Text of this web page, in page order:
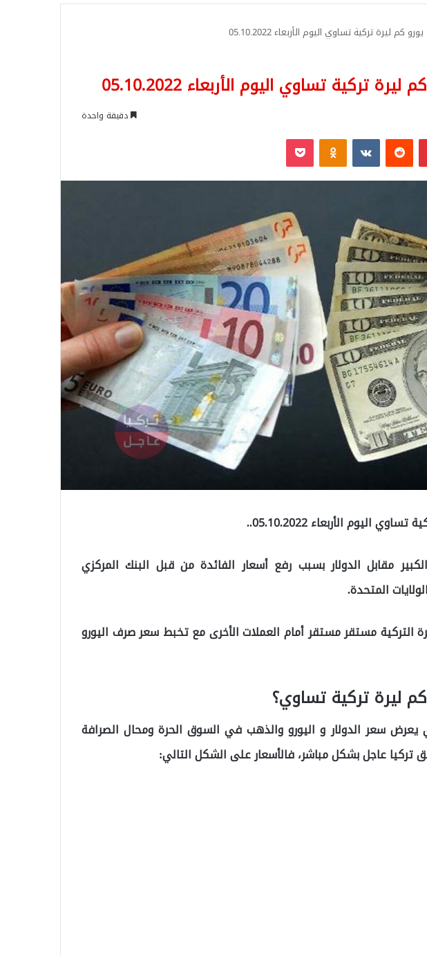
دقيقة واحدة
بينتيريست Odnoklassniki
‫Pocket
مقابل الدولار بسبب رفع أسعار الفائدة من قبل البنك المركزي
المتحدة.
التركية مستقر مستقر أمام العملات الأخرى مع تخبط سعر صرف اليورو
سعر الدولار و اليورو والذهب في السوق الحرة ومحال الصرافة
عاجل بشكل مباشر، فالأسعار على الشكل التالي: